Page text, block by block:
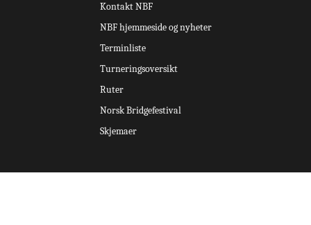
Kontakt NBF
NBF hjemmeside og nyheter
Terminliste
Turneringsoversikt
Ruter
Norsk Bridgefestival
Skjemaer